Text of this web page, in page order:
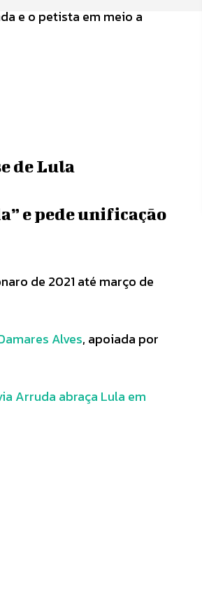
e o petista em meio a
de Lula
e pede unificação
de 2021 até março de
Alves, apoiada por
Arruda abraça Lula em